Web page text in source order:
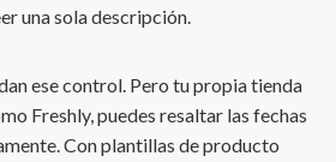
una sola descripción.
ese control. Pero tu propia tienda
Freshly, puedes resaltar las fechas
Con plantillas de producto